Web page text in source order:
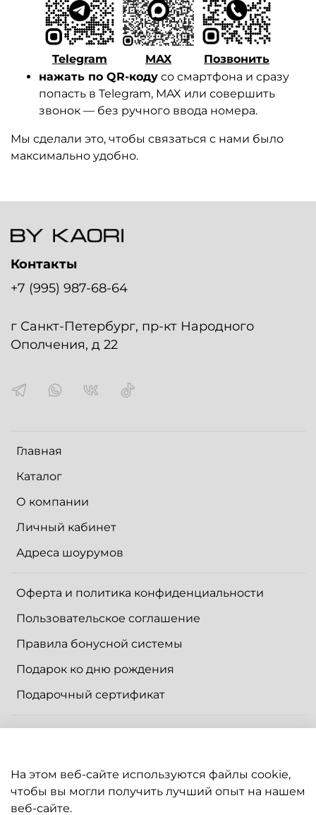
Telegram MAX
Позвонить
нажать по QR-коду со смартфона и сразу
попасть в Telegram, MAX или совершить
звонок — без ручного ввода номера.
Мы сделали это, чтобы связаться с нами было
максимально удобно.
Главная
Каталог
О компании
Личный кабинет
Адреса шоурумов
Оферта и политика конфиденциальности
Пользовательское соглашение
Правила бонусной системы
Подарок ко дню рождения
Подарочный сертификат
Оплата
Контакты
+7 (995) 987-68-64
г Санкт-Петербург, пр-кт Народного
Ополчения, д 22
На этом веб-сайте используются файлы cookie,
чтобы вы могли получить лучший опыт на нашем
веб-сайте.